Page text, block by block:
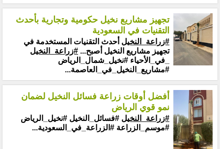
تجهيز مشاريع نخيل حكومية وتجارية بأحدث
التقنيات في السعودية
#زراعة_النخيل أحدث التقنيات المستخدمة في
تجهيز مشاريع النخيل أصبح... #زراعة_النخيل
_في_الأحياء #نخيل_شمال_الرياض
#مشاريع_النخيل_في_العاصمة...
أفضل أوقات زراعة فسائل النخيل لضمان
نمو قوي الرياض
#زراعة_النخيل #فسائل_النخيل #نخيل_الرياض
#موسم_الزراعة #الزراعة_في_السعودية...